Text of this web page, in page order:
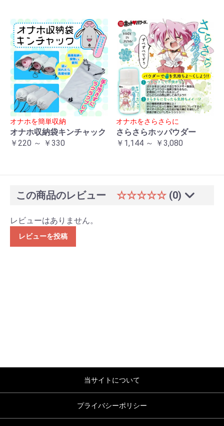
オナホを簡単収納
オナホ収納袋キンチャック
￥220 ～ ￥330
オナホをさらさらに
さらさらホッパウダー
￥1,144 ～ ￥3,080
この商品のレビュー ☆☆☆☆☆ (0)
レビューはありません。
レビューを投稿
当サイトについて
プライバシーポリシー